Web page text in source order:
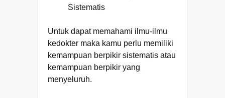
Sistematis
Untuk dapat memahami ilmu-ilmu
kedokter maka kamu perlu memiliki
kemampuan berpikir sistematis atau
kemampuan berpikir yang
menyeluruh.